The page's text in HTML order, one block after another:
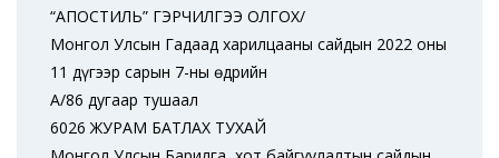
“АПОСТИЛЬ” ГЭРЧИЛГЭЭ ОЛГОХ/
Монгол Улсын Гадаад харилцааны сайдын 2022 оны
11 дүгээр сарын 7-ны өдрийн
А/86 дугаар тушаал
6026 ЖУРАМ БАТЛАХ ТУХАЙ